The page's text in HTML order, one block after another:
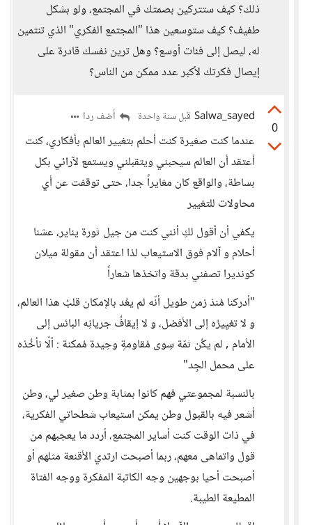
ذلك؟ كيف ستتركين بصمتك في المجتمع، ولو بشكل
طفيف؟ كيف ستوسعين هذا "المجتمع الفكري" الذي تنتمين
له، ليصل إلى فئات أوسع؟ وهل ترين نفسك قادرة على
إيصال فكرتك لأكبر عدد ممكن من الناس؟
0
Salwa_sayed قبل سنة واحدة أضف ردا
عندما كنت صغيرة كنت أحلم بتغيير العالم بأفكاري، كنت
أعتقد أن العالم سيحبني ويتقبلني ويستمع لآرائي بكل
بساطة، والواقع كان مغايراً جدا، حتى توقفت عن أي
محاولات للتغيير
يكفي أن أقول لكِ أنني كنت من جيل ثورة يناير، عشنا
أحلام و آلام فوق الاستيعاب لذا اعتقد أن مقولة ميلان
كونديرا تصفني بدقة واتخذها شعاراً
"أدركنا مُنذ زمن طويل أنّه لم يعُد بالإمكان قلبُ هذا العالم،
و لا تغيِيرُه إلى الأفضل، و لا إيقافُ جريانِه البائس إلى
الأمام , لم يكُن ثمّة سِوى مُقاومةٍ وحِيدة مُمكنة : ألّا نأخُذه
على محمل الجِد"
بالنسبة لمجموعتي فهم كانوا بمثابة وطن صغير لي، وطن
أشعر فيه بالقبول وطن يمكن استيعاب شطحاتي الفكرية،
في ذات الوقت كنت أساير المجتمع، أردد ما يعجبهم من
قول واتماهى معهم، ربما أصبحت ارتدي الأقنعة مثلهم أو
أصبحت أحيا بوجهين وجه الكاتبة المفكرة ووجه الفتاة
المطيعة الطيبة.